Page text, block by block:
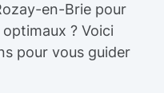
en-Brie pour
? Voici
pour vous guider